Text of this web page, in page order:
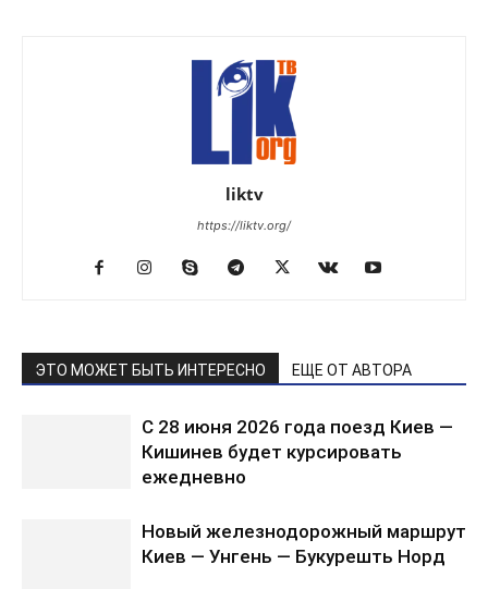
liktv
https://liktv.org/
ЭТО МОЖЕТ БЫТЬ ИНТЕРЕСНО ЕЩЕ ОТ АВТОРА
С 28 июня 2026 года поезд Киев —
Кишинев будет курсировать
ежедневно
Новый железнодорожный маршрут
Киев — Унгень — Букурешть Норд